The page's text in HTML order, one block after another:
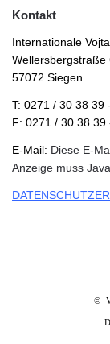
Kontakt
Internationale
Wellersbergstraße
57072 Siegen
T: 0271 / 30 38 39
F: 0271 / 30 38 39
E-Mail: Diese E-
Anzeige muss
©